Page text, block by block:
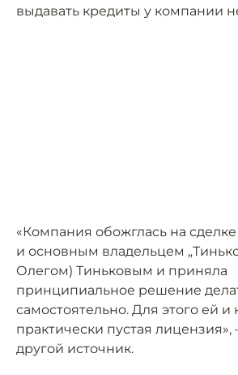
выдавать кредиты у компании
«Компания обожглась на
и основным владельцем
Олегом) Тиньковым и приняла
принципиальное решение
самостоятельно. Для этого ей и
практически пустая
другой источник.